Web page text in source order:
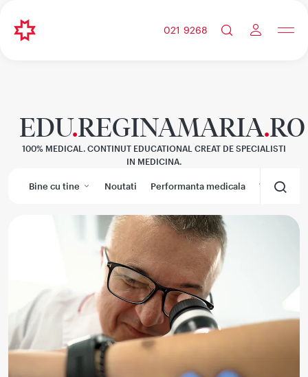
021 9268
EDU.REGINAMARIA.RO
100% MEDICAL. CONTINUT EDUCATIONAL CREAT DE SPECIALISTI
IN MEDICINA.
Bine cu tine Noutati Performanta medicala